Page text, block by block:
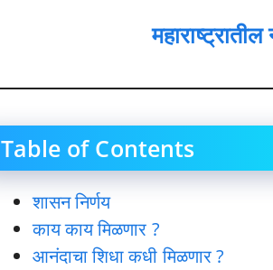
Table of Contents
शासन निर्णय
काय काय मिळणार ?
आनंदाचा शिधा कधी मिळणार ?